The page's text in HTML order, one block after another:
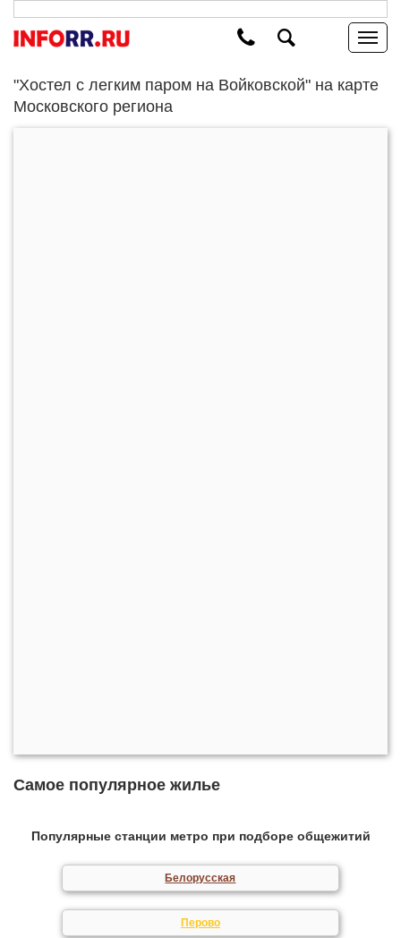
"Хостел с легким паром на Войковской" на карте
Московского региона
Самое популярное жилье
Популярные станции метро при подборе общежитий
Белорусская
Перово